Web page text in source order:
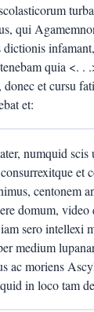
qui
quia <. .
donec et cursu
et:
numquid scis
et
centonem
domum,
sero intellexi
medium
ac moriens
in loco tam